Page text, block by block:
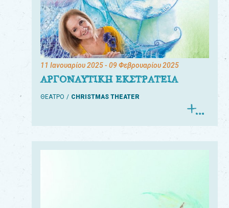
11 Ιανουαρίου 2025- 09 Φεβρουαρίου 2025
ΑΡΓΟΝΑΥΤΙΚΗ ΕΚΣΤΡΑΤΕΙΑ
ΘΕΑΤΡΟ CHRISTMAS THEATER